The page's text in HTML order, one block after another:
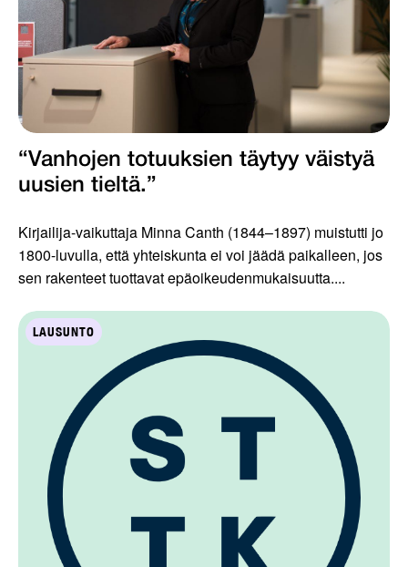
“Vanhojen totuuksien täytyy väistyä
uusien tieltä.”
Kirjailija-vaikuttaja Minna Canth (1844–1897) muistutti jo
1800-luvulla, että yhteiskunta ei voi jäädä paikalleen, jos
sen rakenteet tuottavat epäoikeudenmukaisuutta....
LAUSUNTO